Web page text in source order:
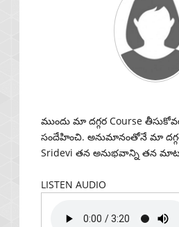
ముందు మా దగ్గర Course
సందేహించి. అనుమానంతోనే మా
Sridevi తన అనుభవాన్ని తన
LISTEN AUDIO